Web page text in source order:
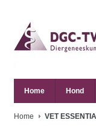
Home Hond
Home VET